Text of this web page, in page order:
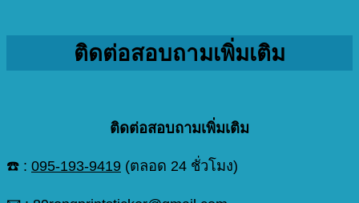
ติดต่อสอบถามเพิ่มเติม
ติดต่อสอบถามเพิ่มเติม
☎️ : 095-193-9419 (ตลอด 24 ชั่วโมง)